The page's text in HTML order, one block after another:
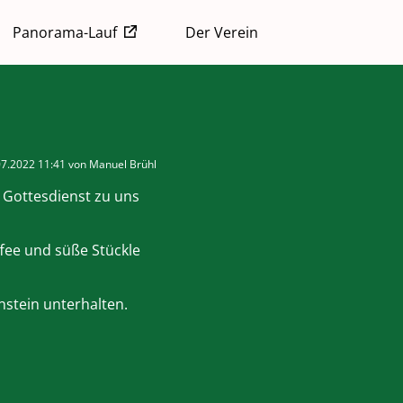
Panorama-Lauf Der Verein
11:41 von Manuel Brühl
zu uns
und süße Stückle
unterhalten.